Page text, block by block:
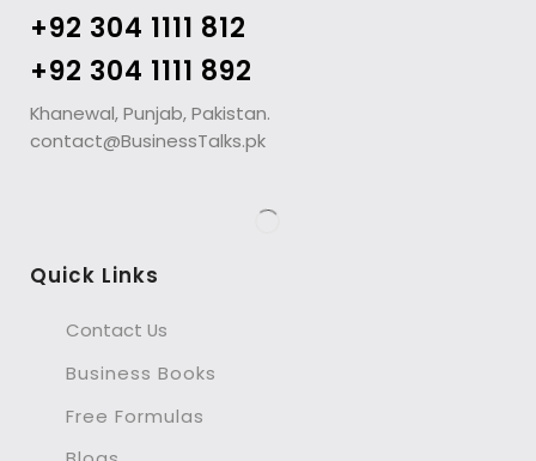
+92 304 1111 812
+92 304 1111 892
Khanewal, Punjab, Pakistan.
contact@BusinessTalks.pk
Quick Links
Contact Us
Business Books
Free Formulas